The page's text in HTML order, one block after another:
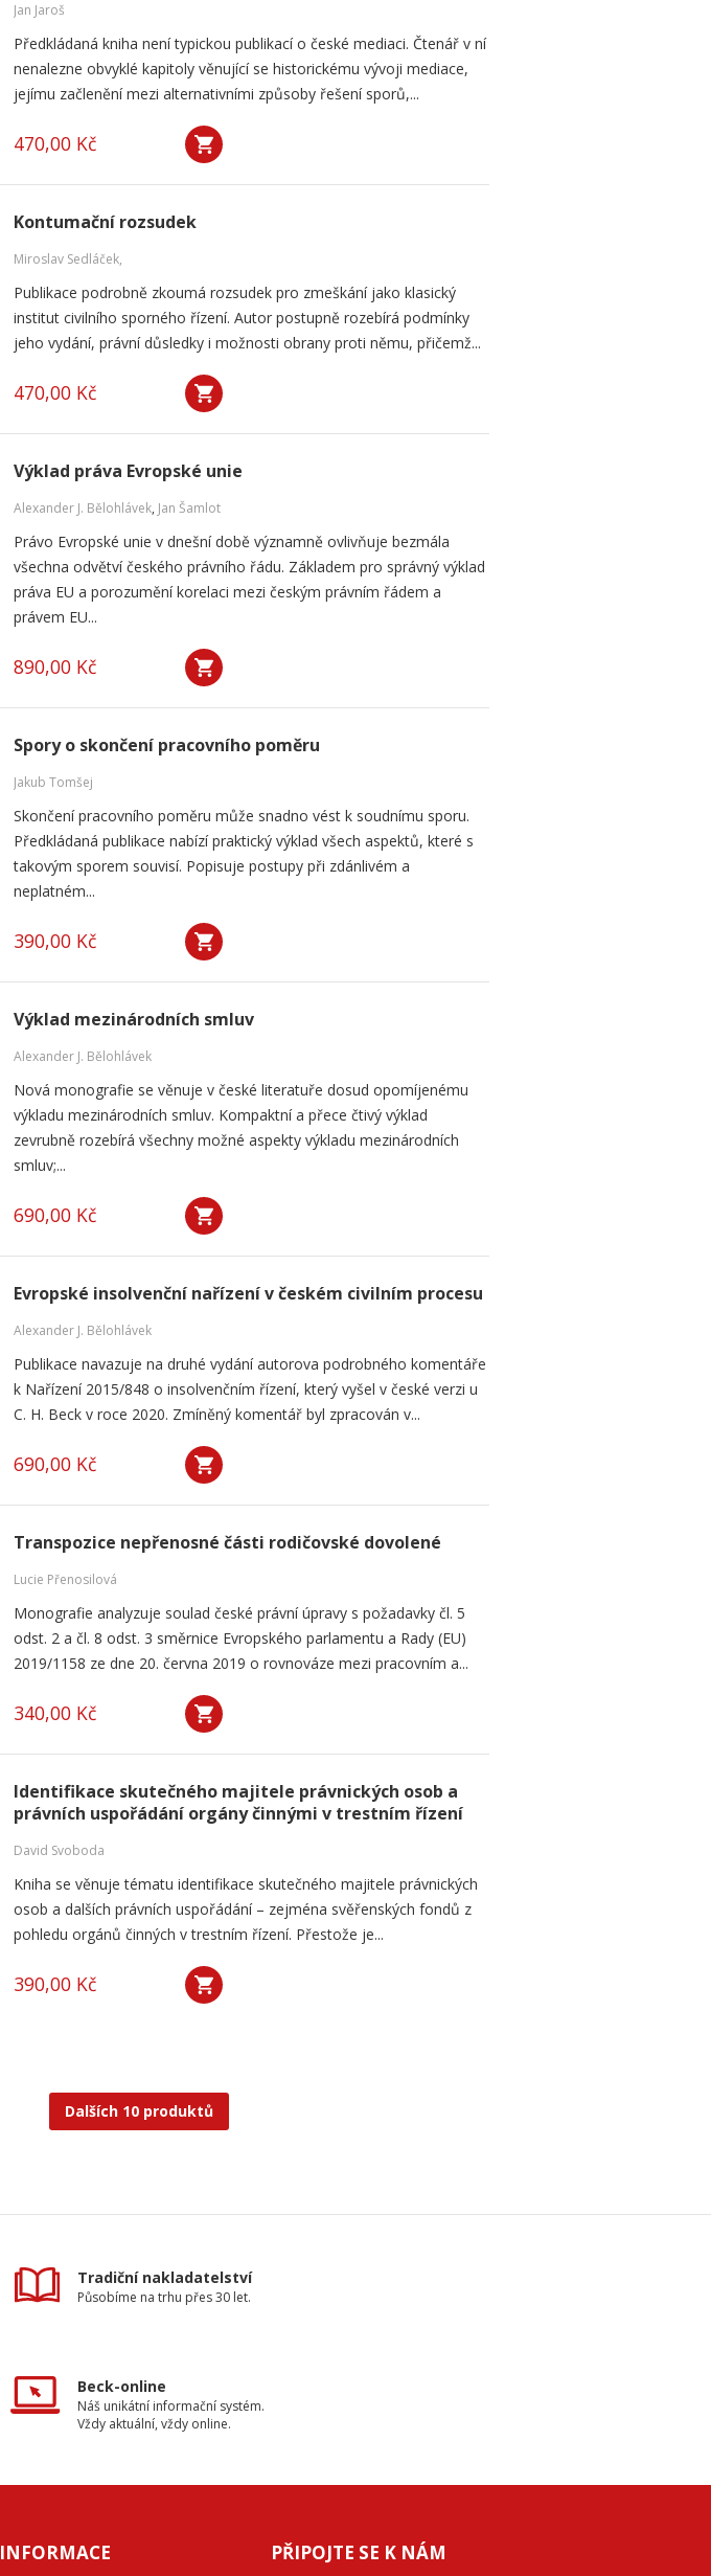
Jan Jaroš
Předkládaná kniha není typickou publikací o české mediaci. Čtenář v ní
nenalezne obvyklé kapitoly věnující se historickému vývoji mediace,
jejímu začlenění mezi alternativními způsoby řešení sporů,...
470,00 Kč
Kontumační rozsudek
Miroslav Sedláček,
Publikace podrobně zkoumá rozsudek pro zmeškání jako klasický
institut civilního sporného řízení. Autor postupně rozebírá podmínky
jeho vydání, právní důsledky i možnosti obrany proti němu, přičemž...
470,00 Kč
Výklad práva Evropské unie
Alexander J. Bělohlávek, Jan Šamlot
Právo Evropské unie v dnešní době významně ovlivňuje bezmála
všechna odvětví českého právního řádu. Základem pro správný výklad
práva EU a porozumění korelaci mezi českým právním řádem a
právem EU...
890,00 Kč
Spory o skončení pracovního poměru
Jakub Tomšej
Skončení pracovního poměru může snadno vést k soudnímu sporu.
Předkládaná publikace nabízí praktický výklad všech aspektů, které s
takovým sporem souvisí. Popisuje postupy při zdánlivém a
neplatném...
390,00 Kč
Výklad mezinárodních smluv
Alexander J. Bělohlávek
Nová monografie se věnuje v české literatuře dosud opomíjenému
výkladu mezinárodních smluv. Kompaktní a přece čtivý výklad
zevrubně rozebírá všechny možné aspekty výkladu mezinárodních
smluv;...
690,00 Kč
Evropské insolvenční nařízení v českém civilním procesu
Alexander J. Bělohlávek
Publikace navazuje na druhé vydání autorova podrobného komentáře
k Nařízení 2015/848 o insolvenčním řízení, který vyšel v české verzi u
C. H. Beck v roce 2020. Zmíněný komentář byl zpracován v...
690,00 Kč
Transpozice nepřenosné části rodičovské dovolené
Lucie Přenosilová
Monografie analyzuje soulad české právní úpravy s požadavky čl. 5
odst. 2 a čl. 8 odst. 3 směrnice Evropského parlamentu a Rady (EU)
2019/1158 ze dne 20. června 2019 o rovnováze mezi pracovním a...
340,00 Kč
Identifikace skutečného majitele právnických osob a
právních uspořádání orgány činnými v trestním řízení
David Svoboda
Kniha se věnuje tématu identifikace skutečného majitele právnických
osob a dalších právních uspořádání – zejména svěřenských fondů z
pohledu orgánů činných v trestním řízení. Přestože je...
390,00 Kč
Dalších 10 produktů
Tradiční nakladatelství
Působíme na trhu přes 30 let.
Beck-online
Náš unikátní informační systém.
Vždy aktuální, vždy online.
INFORMACE PŘIPOJTE SE K NÁM